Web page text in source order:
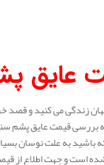
عایق
زندگی می کنید و قصد
بررسی قیمت عایق پشم
باشید به علت نوسان
است و جهت اطلاع از